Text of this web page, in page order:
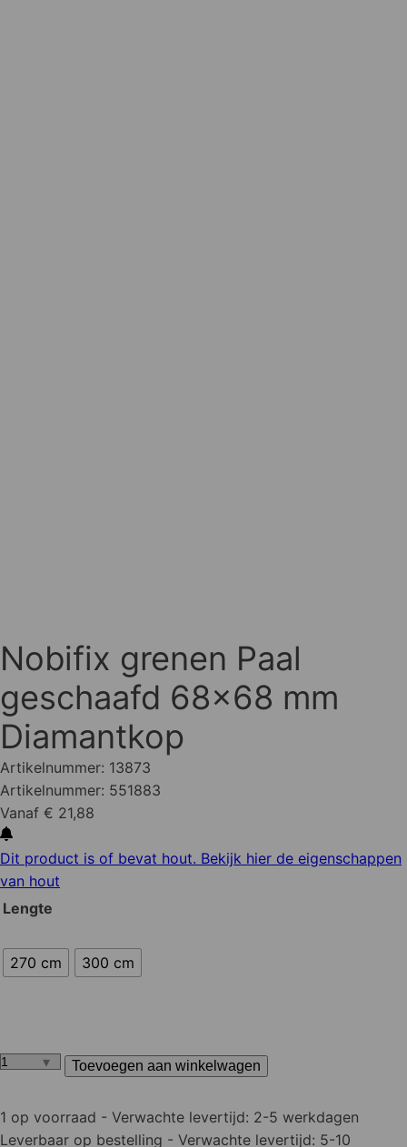
Nobifix grenen Paal
geschaafd 68x68 mm
Diamantkop
Artikelnummer: 13873
Artikelnummer: 551883
Vanaf € 21,88
Dit product is of bevat hout. Bekijk hier de eigenschappen
van hout
Lengte
270 cm 300 cm
Nobifix
Paal
geschaafd
Toevoegen aan winkelwagen
1 op voorraad - Verwachte levertijd: 2-5 werkdagen
Leverbaar op bestelling - Verwachte levertijd: 5-10